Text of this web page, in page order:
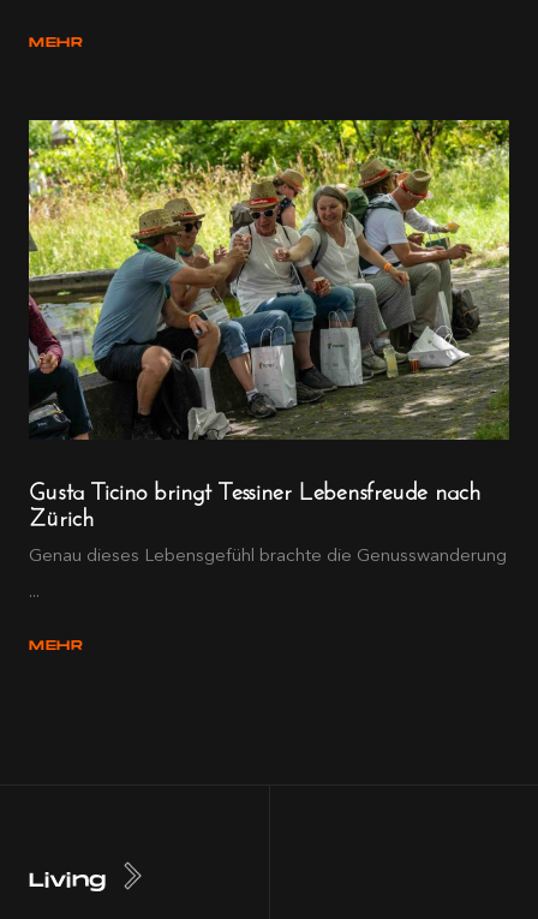
MEHR
Gusta Ticino bringt Tessiner Lebensfreude nach
Zürich
Genau dieses Lebensgefühl brachte die Genusswanderung
...
MEHR
Living